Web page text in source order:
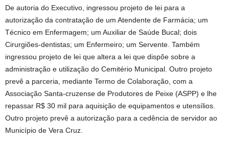
De autoria do Executivo, ingressou projeto de lei para a
autorização da contratação de um Atendente de Farmácia; um
Técnico em Enfermagem; um Auxiliar de Saúde Bucal; dois
Cirurgiões-dentistas; um Enfermeiro; um Servente. Também
ingressou projeto de lei que altera a lei que dispõe sobre a
administração e utilização do Cemitério Municipal. Outro projeto
prevê a parceria, mediante Termo de Colaboração, com a
Associação Santa-cruzense de Produtores de Peixe (ASPP) e lhe
repassar R$ 30 mil para aquisição de equipamentos e utensílios.
Outro projeto prevê a autorização para a cedência de servidor ao
Município de Vera Cruz.